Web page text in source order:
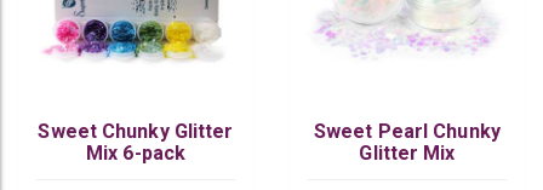
Sweet Chunky Glitter
Mix 6-pack
Sweet Pearl Chunky
Glitter Mix